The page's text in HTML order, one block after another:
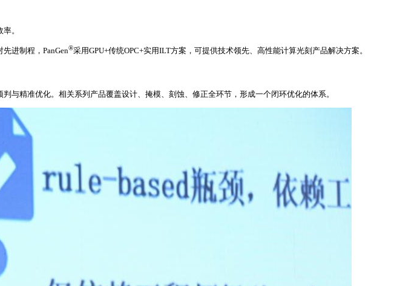
。
进制程，PanGen®采用GPU+传统OPC+实用ILT方案，可提供技术领先、高性能计算光刻产品解决方案。
与精准优化。相关系列产品覆盖设计、掩模、刻蚀、修正全环节，形成一个闭环优化的体系。